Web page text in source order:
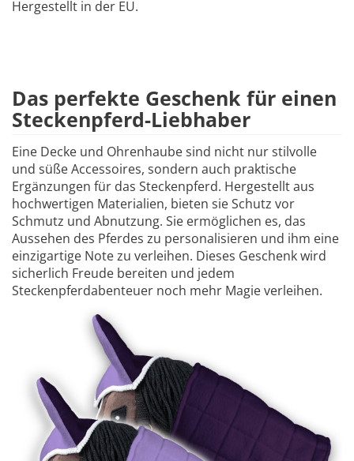
Hergestellt in der EU.
Das perfekte Geschenk für einen
Steckenpferd-Liebhaber
Eine Decke und Ohrenhaube sind nicht nur stilvolle
und süße Accessoires, sondern auch praktische
Ergänzungen für das Steckenpferd. Hergestellt aus
hochwertigen Materialien, bieten sie Schutz vor
Schmutz und Abnutzung. Sie ermöglichen es, das
Aussehen des Pferdes zu personalisieren und ihm eine
einzigartige Note zu verleihen. Dieses Geschenk wird
sicherlich Freude bereiten und jedem
Steckenpferdabenteuer noch mehr Magie verleihen.